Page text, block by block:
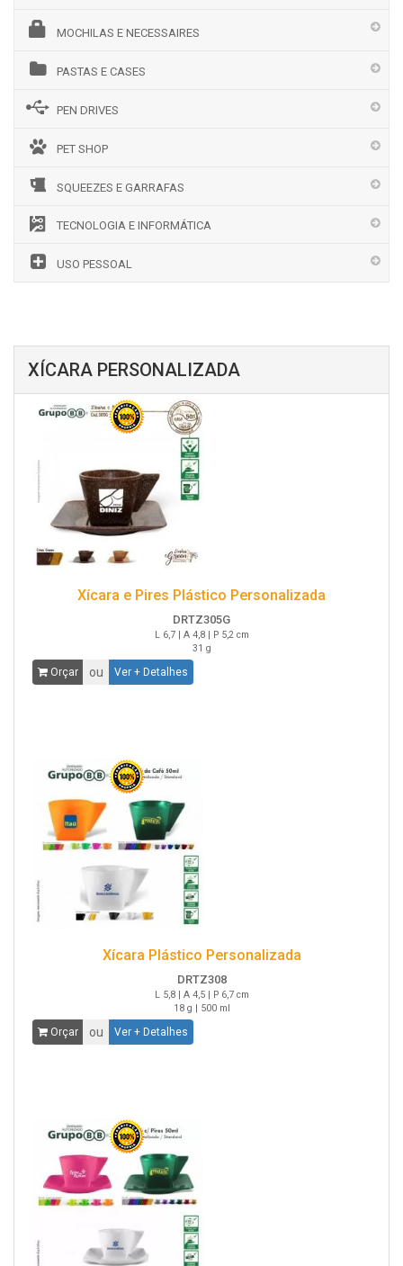
MOCHILAS E NECESSAIRES
PASTAS E CASES
PEN DRIVES
PET SHOP
SQUEEZES E GARRAFAS
TECNOLOGIA E INFORMÁTICA
USO PESSOAL
XÍCARA PERSONALIZADA
Xícara e Pires Plástico Personalizada
DRTZ305G
L 6,7 | A 4,8 | P 5,2 cm
31 g
Orçar ou Ver + Detalhes
Xícara Plástico Personalizada
DRTZ308
L 5,8 | A 4,5 | P 6,7 cm
18 g | 500 ml
Orçar ou Ver + Detalhes